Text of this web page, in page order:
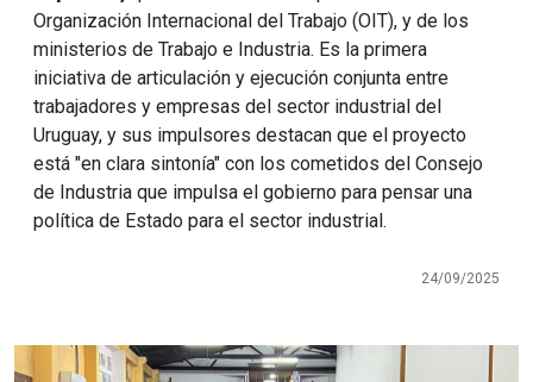
Organización Internacional del Trabajo (OIT), y de los
ministerios de Trabajo e Industria. Es la primera
iniciativa de articulación y ejecución conjunta entre
trabajadores y empresas del sector industrial del
Uruguay, y sus impulsores destacan que el proyecto
está "en clara sintonía" con los cometidos del Consejo
de Industria que impulsa el gobierno para pensar una
política de Estado para el sector industrial.
24/09/2025
Imagen